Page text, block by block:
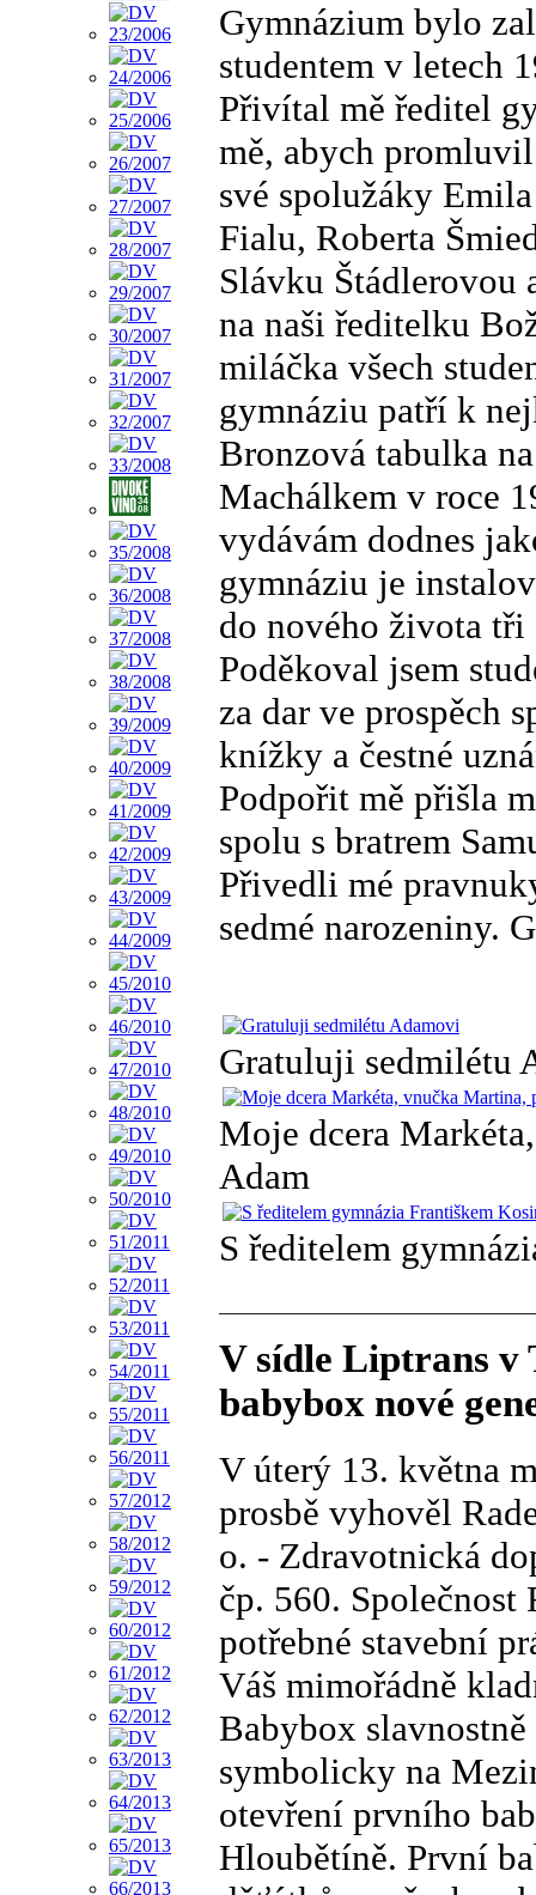
Gymnázium bylo
studentem v letech
Přivítal mě ředitel
mě, abych
své spolužáky
Fialu, Roberta
Slávku Štádlerovou
na naši ředitelku
miláčka všech
gymnáziu patří k
Bronzová tabulka
Machálkem v roce
vydávám dodnes
gymnáziu je
do nového života
Poděkoval jsem
za dar ve prospěch
knížky a čestné
Podpořit mě přišla
spolu s bratrem
Přivedli mé
sedmé narozeniny.
Gratuluji sedmilétu
Moje dcera
Adam
S ředitelem
V sídle Liptrans v
babybox nové
V úterý 13. května
prosbě vyhověl
o. - Zdravotnická
čp. 560. Společnost
potřebné stavební
Váš mimořádně
Babybox
symbolicky na
otevření prvního
Hloubětíně. První